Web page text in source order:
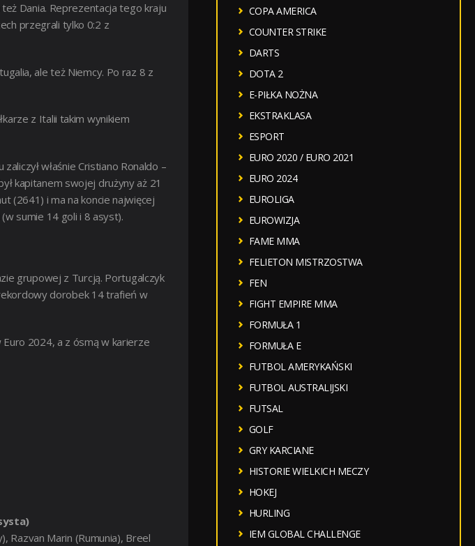
Dania. Reprezentacja tego kraju
przegrali tylko 0:2 z
ale też Niemcy. Po raz 8 z
z Italii takim wynikiem
właśnie Cristiano Ronaldo –
kapitanem swojej drużyny aż 21
(2641) i ma na koncie najwięcej
sumie 14 goli i 8 asyst).
grupowej z Turcją. Portugalczyk
dorobek 14 trafień w
2024, a z ósmą w karierze
Razvan Marin (Rumunia), Breel
COPA AMERICA
COUNTER STRIKE
DARTS
DOTA 2
E-PIŁKA NOŻNA
EKSTRAKLASA
ESPORT
EURO 2020 / EURO 2021
EURO 2024
EUROLIGA
EUROWIZJA
FAME MMA
FELIETON MISTRZOSTWA
FEN
FIGHT EMPIRE MMA
FORMUŁA 1
FORMUŁA E
FUTBOL AMERYKAŃSKI
FUTBOL AUSTRALIJSKI
FUTSAL
GOLF
GRY KARCIANE
HISTORIE WIELKICH MECZY
HOKEJ
HURLING
IEM GLOBAL CHALLENGE